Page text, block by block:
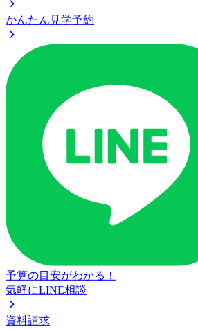
かんたん見学予約
予算の目安がわかる！
気軽にLINE相談
資料請求